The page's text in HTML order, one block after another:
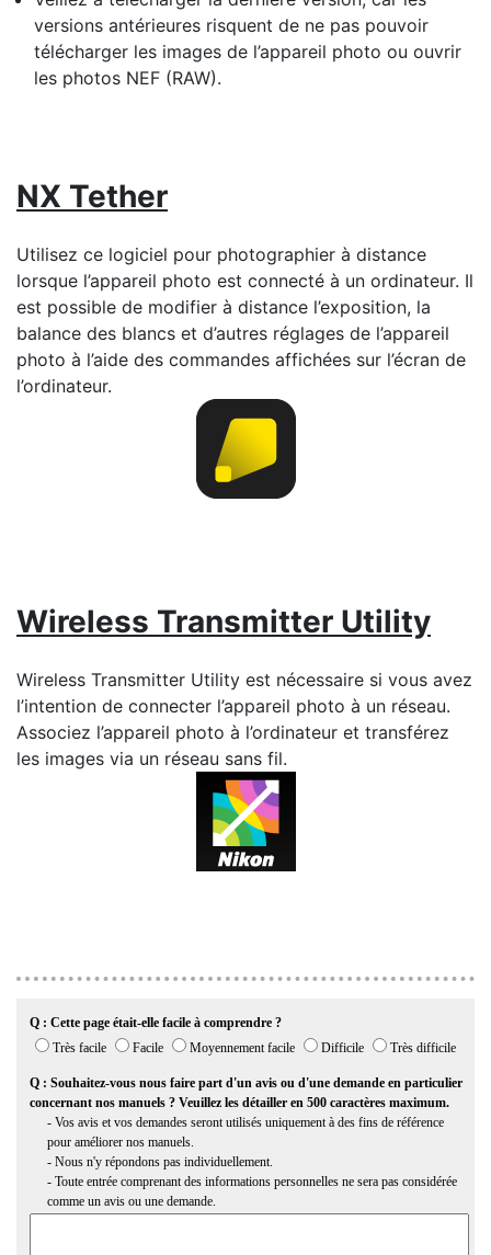
versions antérieures risquent de ne pas pouvoir
télécharger les images de l’appareil photo ou ouvrir
les photos NEF (RAW).
NX Tether
Utilisez ce logiciel pour photographier à distance
lorsque l’appareil photo est connecté à un ordinateur. Il
est possible de modifier à distance l’exposition, la
balance des blancs et d’autres réglages de l’appareil
photo à l’aide des commandes affichées sur l’écran de
l’ordinateur.
Wireless Transmitter Utility
Wireless Transmitter Utility est nécessaire si vous avez
l’intention de connecter l’appareil photo à un réseau.
Associez l’appareil photo à l’ordinateur et transférez
les images via un réseau sans fil.